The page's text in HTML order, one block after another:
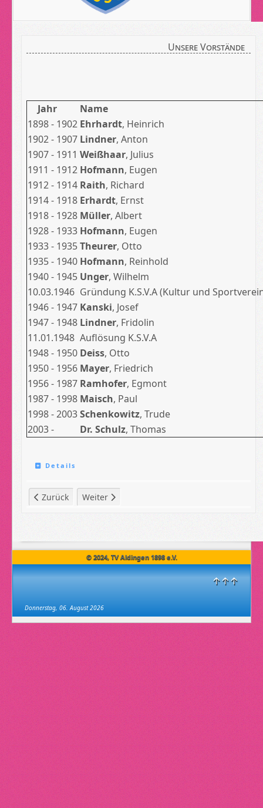
© 2024, TV Aldingen 1898 e.V.
↑↑↑
Donnerstag, 06. August 2026
Unsere Vorstände
Jahr
Name
1898 - 1902 Ehrhardt, Heinrich
1902 - 1907 Lindner, Anton
1907 - 1911 Weißhaar, Julius
1911 - 1912 Hofmann, Eugen
1912 - 1914 Raith, Richard
1914 - 1918 Erhardt, Ernst
1918 - 1928 Müller, Albert
1928 - 1933 Hofmann, Eugen
1933 - 1935Theurer, Otto
1935 - 1940 Hofmann, Reinhold
1940 - 1945 Unger, Wilhelm
10.03.1946 Gründung K.S.V.A (Kultur und
1946 - 1947 Kanski, Josef
1947 - 1948 Lindner, Fridolin
11.01.1948 Auflösung K.S.V.A
1948 - 1950 Deiss, Otto
1950 - 1956 Mayer, Friedrich
1956 - 1987 Ramhofer, Egmont
1987 - 1998 Maisch, Paul
1998 - 2003Schenkowitz, Trude
2003 -
Dr. Schulz, Thomas
Details
Vorheriger Beitrag: Belegung Vereinszimmer
Zurück Nächster Beitrag: Trainingslager Frauen 2018
Weiter